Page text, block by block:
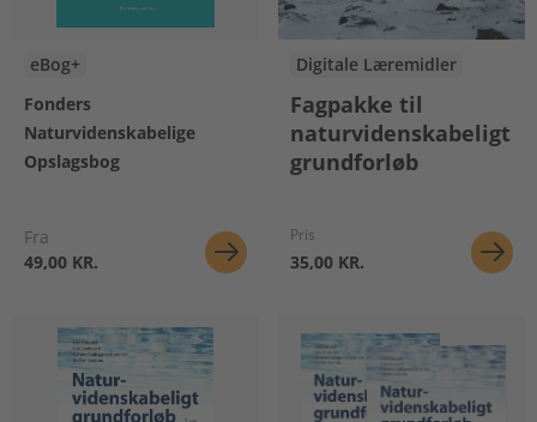
eBog+
Fonders
Naturvidenskabelige
Opslagsbog
Fra
49,00 KR.
Digitale Læremidler
Fagpakke til
naturvidenskabeligt
grundforløb
Pris
35,00 KR.